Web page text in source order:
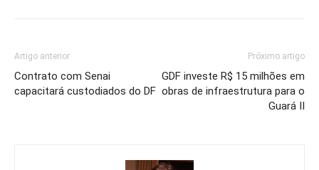
Artigo anterior
Contrato com Senai
capacitará custodiados do DF
Próximo artigo
GDF investe R$ 15 milhões em
obras de infraestrutura para o
Guará II